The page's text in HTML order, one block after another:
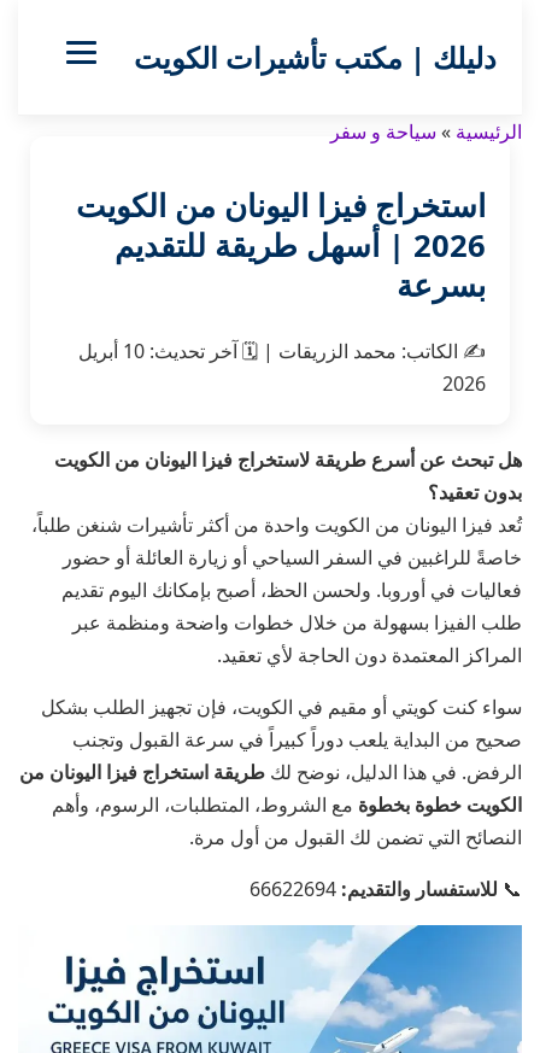
دليلك | مكتب تأشيرات الكويت
الرئيسية »سياحة و سفر
استخراج فيزا اليونان من الكويت
2026 | أسهل طريقة للتقديم
بسرعة
✍️ الكاتب: محمد الزريقات |
🗓️آخر تحديث:
10 أبريل
2026
هل تبحث عن أسرع طريقة لاستخراج فيزا اليونان من الكويت
بدون تعقيد؟
تُعد فيزا اليونان من الكويت واحدة من أكثر تأشيرات شنغن طلباً،
خاصةً للراغبين في السفر السياحي أو زيارة العائلة أو حضور
فعاليات في أوروبا. ولحسن الحظ، أصبح بإمكانك اليوم تقديم
طلب الفيزا بسهولة من خلال خطوات واضحة ومنظمة عبر
المراكز المعتمدة دون الحاجة لأي تعقيد.
سواء كنت كويتي أو مقيم في الكويت، فإن تجهيز الطلب بشكل
صحيح من البداية يلعب دوراً كبيراً في سرعة القبول وتجنب
الرفض. في هذا الدليل، نوضح لك طريقة استخراج فيزا اليونان من
الكويت خطوة بخطوة مع الشروط، المتطلبات، الرسوم، وأهم
النصائح التي تضمن لك القبول من أول مرة.
📞 للاستفسار والتقديم: